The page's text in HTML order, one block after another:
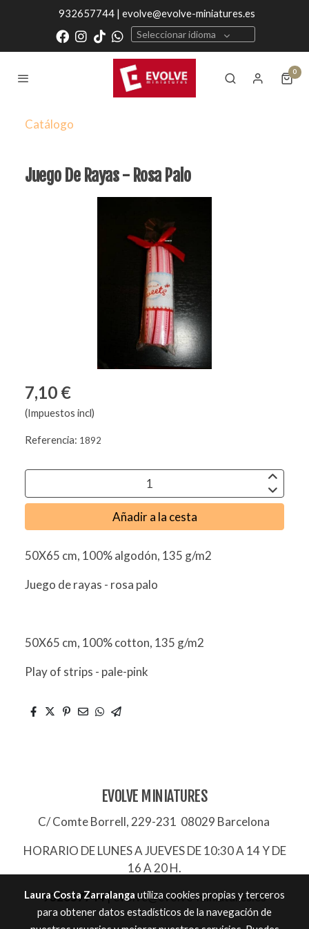
932657744 | evolve@evolve-miniatures.es
Seleccionar idioma
0
Catálogo
Juego De Rayas - Rosa Palo
7,10 €
(Impuestos incl)
Referencia: 1892
Añadir a la cesta
50X65 cm, 100% algodón, 135 g/m2
Juego de rayas - rosa palo
50X65 cm, 100% cotton, 135 g/m2
Play of strips - pale-pink
EVOLVE MINIATURES
C/ Comte Borrell, 229-231 08029 Barcelona
HORARIO DE LUNES A JUEVES DE 10:30 A 14 Y DE
16 A 20 H.
932657744|evolve@evolve-miniatures.es
Laura Costa Zarralanga utiliza cookies propias y terceros
para obtener datos estadísticos de la navegación de